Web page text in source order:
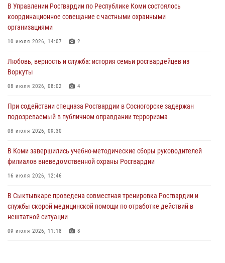
31 июля 2026, 06:57 8
В Усинске росгвардейцы оперативно отработали план «Квартал»
30 июля 2026, 13:53
В Санкт-Петербурге прошел окружной этап ежегодного
Всероссийского конкурса профессионального мастерства среди
сотрудников вневедомственной охраны Росгвардии
В Сыктывкаре росгвардейцы приняли участие в молебне в рамках
Дня Крещения Руси и Дня святого равноапостольного князя
28 июля 2026, 13:32 8
В Коми за неделю росгвардейцами выявлено более 10
деятельности
26 июля 2026, 06:48
В Управлении Росгвардии по Республике Коми состоялось
координационное совещание с частными охранными
организациями
10 июля 2026, 14:07 2
Любовь, верность и служба: история семьи росгвардейцев из
Воркуты
08 июля 2026, 08:02 4
При содействии спецназа Росгвардии в Сосногорске задержан
подозреваемый в публичном оправдании терроризма
08 июля 2026, 09:30
В Коми завершились учебно-методические сборы руководителей
филиалов вневедомственной охраны Росгвардии
16 июля 2026, 12:46
В Сыктывкаре проведена совместная тренировка Росгвардии и
службы скорой медицинской помощи по отработке действий в
нештатной ситуации
09 июля 2026, 11:18 8